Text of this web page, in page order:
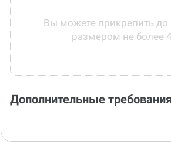
Вы можете прикрепить до
размером не более
Дополнительные требования